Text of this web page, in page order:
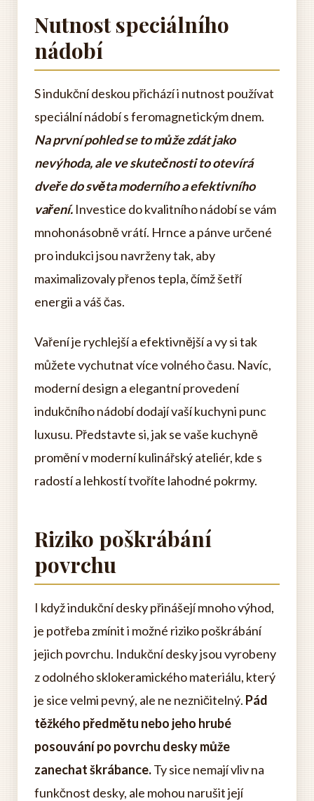
Nutnost speciálního
nádobí
S indukční deskou přichází i nutnost používat
speciální nádobí s feromagnetickým dnem.
Na první pohled se to může zdát jako
nevýhoda, ale ve skutečnosti to otevírá
dveře do světa moderního a efektivního
vaření. Investice do kvalitního nádobí se vám
mnohonásobně vrátí. Hrnce a pánve určené
pro indukci jsou navrženy tak, aby
maximalizovaly přenos tepla, čímž šetří
energii a váš čas.
Vaření je rychlejší a efektivnější a vy si tak
můžete vychutnat více volného času. Navíc,
moderní design a elegantní provedení
indukčního nádobí dodají vaší kuchyni punc
luxusu. Představte si, jak se vaše kuchyně
promění v moderní kulinářský ateliér, kde s
radostí a lehkostí tvoříte lahodné pokrmy.
Riziko poškrábání
povrchu
I když indukční desky přinášejí mnoho výhod,
je potřeba zmínit i možné riziko poškrábání
jejich povrchu. Indukční desky jsou vyrobeny
z odolného sklokeramického materiálu, který
je sice velmi pevný, ale ne nezničitelný. Pád
těžkého předmětu nebo jeho hrubé
posouvání po povrchu desky může
zanechat škrábance.Ty sice nemají vliv na
funkčnost desky, ale mohou narušit její